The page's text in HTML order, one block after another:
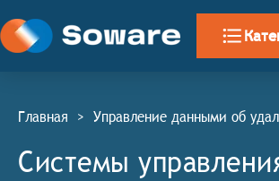
Главная > Управление данными об
Системы